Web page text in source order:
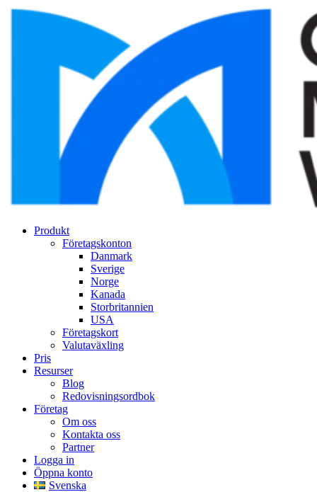
Produkt
Företagskonton
Danmark
Sverige
Norge
Kanada
Storbritannien
USA
Företagskort
Valutaväxling
Pris
Resurser
Blog
Redovisningsordbok
Företag
Om oss
Kontakta oss
Partner
Logga in
Öppna konto
Svenska